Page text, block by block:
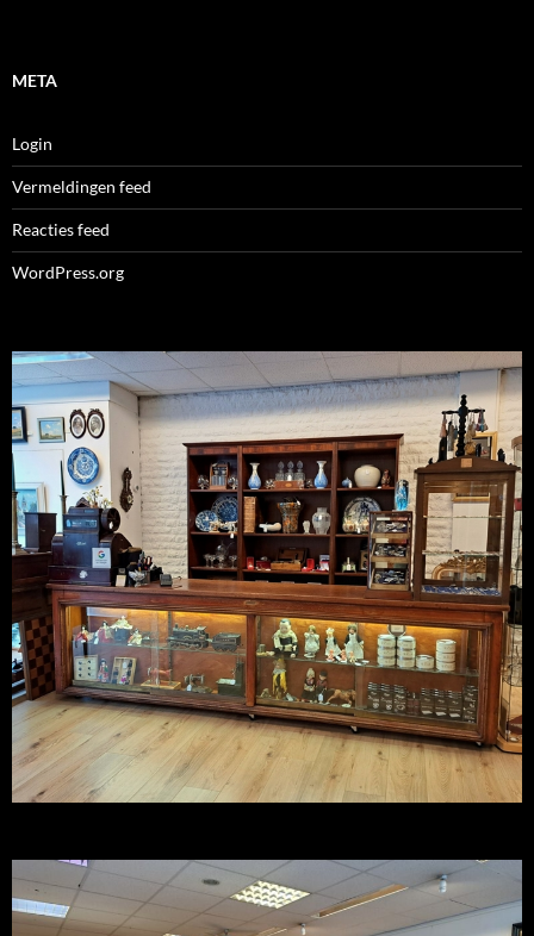
META
Login
Vermeldingen feed
Reacties feed
WordPress.org